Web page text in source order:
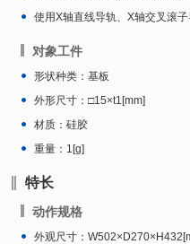
使用X轴直线导轨、X轴交叉滚
对象工件
形状种类：基板
外形尺寸：□15×t1[mm]
材质：硅胶
重量：1[g]
特长
动作规格
外观尺寸：